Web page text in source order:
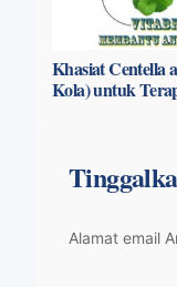
Khasiat Centella
Kola) untuk
Alamat email